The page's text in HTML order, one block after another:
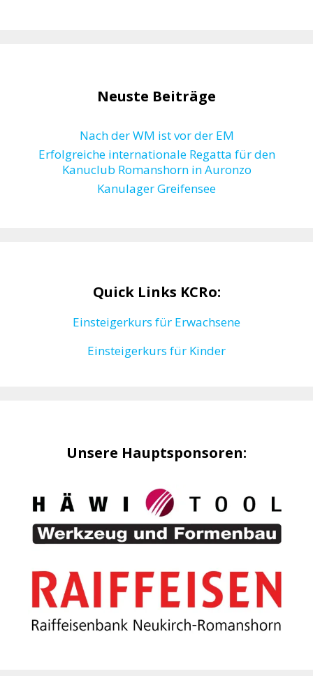
Neuste Beiträge
Nach der WM ist vor der EM
Erfolgreiche internationale Regatta für den
Kanuclub Romanshorn in Auronzo
Kanulager Greifensee
Quick Links KCRo:
Einsteigerkurs für Erwachsene
Einsteigerkurs für Kinder
Unsere Hauptsponsoren: